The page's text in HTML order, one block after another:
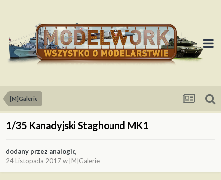
[M]Galerie
1/35 Kanadyjski Staghound MK1
dodany przez analogic,
24 Listopada 2017w [M]Galerie